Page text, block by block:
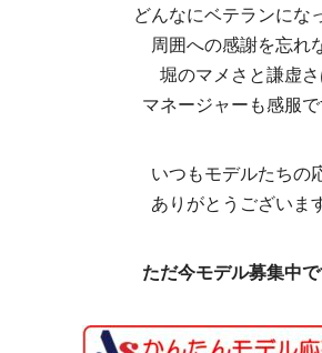
どんなにベテランにな
周囲への感謝を忘れ
堀のマメさと謙虚
マネージャーも感服で
いつもモデルたちの
ありがとうございま
ただ今モデル募集中で